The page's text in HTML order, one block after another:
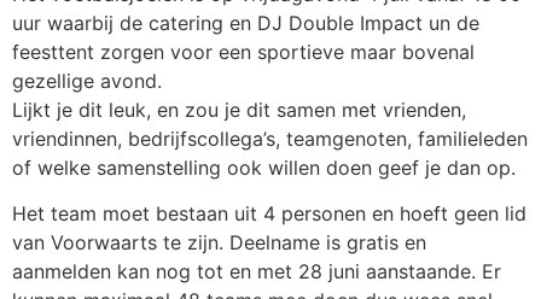
uur waarbij de catering en DJ Double Impact un de
feesttent zorgen voor een sportieve maar bovenal
gezellige avond.
Lijkt je dit leuk, en zou je dit samen met vrienden,
vriendinnen, bedrijfscollega’s, teamgenoten, familieleden
of welke samenstelling ook willen doen geef je dan op.
Het team moet bestaan uit 4 personen en hoeft geen lid
van Voorwaarts te zijn. Deelname is gratis en
aanmelden kan nog tot en met 28 juni aanstaande. Er